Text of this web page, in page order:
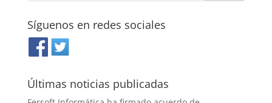
Síguenos en redes sociales
Últimas noticias publicadas